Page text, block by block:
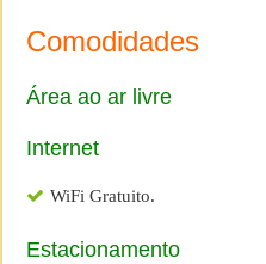
Comodidades
Área ao ar livre
Internet
WiFi Gratuito.
Estacionamento